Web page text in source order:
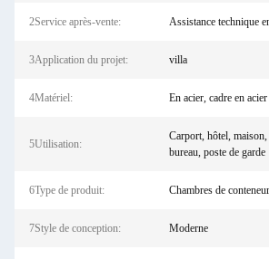
2Service après-vente: Assistance technique
3Application du projet: villa
4Matériel: En acier, cadre en
5Utilisation:
Carport, hôtel,
bureau, poste de garde
6Type de produit: Chambres de conteneur
7Style de conception: Moderne